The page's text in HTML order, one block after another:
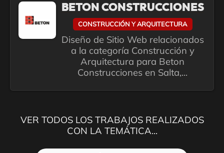
BETON CONSTRUCCIONES
CONSTRUCCIÓN Y ARQUITECTURA
Diseño de Sitio Web relacionados
a la categoría Construcción y
Arquitectura para Beton
Construcciones en Salta,...
VER TODOS LOS TRABAJOS REALIZADOS
CON LA TEMÁTICA...